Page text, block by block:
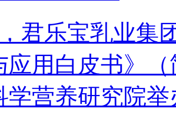
君乐宝乳业集
应用白皮书》
学营养研究院